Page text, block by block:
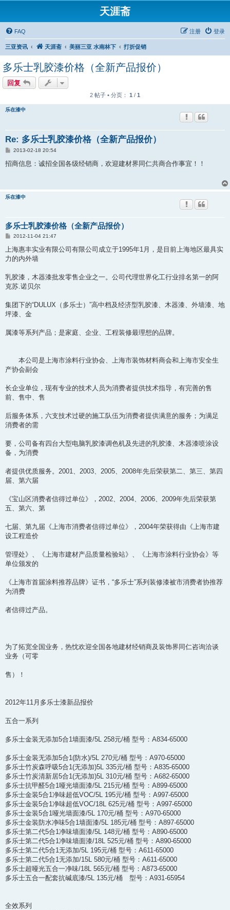
天涯斋
FAQ 登录
注册
三亚资讯 天涯斋 美丽三亚 水南林下 打折促销
多乐士乳胶漆价格（全新产品报价）
回复
2 帖子 • 分页： 1 / 1
乐在漆中
Re: 多乐士乳胶漆价格（全新产品报价）
帖
2013-02-18 20:54
招商信息：诚招全国各级经销商，欢迎建材界同仁共商合作事宜！！
乐在漆中
多乐士乳胶漆价格（全新产品报价）
帖
2012-11-04 21:47
上海惠丰实业有限公司有限公司成立于1995年1月，是目前上海地区最具实
力的内外墙
乳胶漆，木器漆批发零售企业之一。公司代理世界化工行业排名第一的阿
克苏.诺贝尔
集团下的“DULUX（多乐士）”高中档及经济型乳胶漆、木器漆、外墙漆、地
坪漆、金
属漆等系列产品；是家庭、企业、工程装修最理想的品牌。
本公司是上海市涂料行业协会、上海市装饰材料商会和上海市安全生
产协会副会
长企业单位，现有专业的技术人员为消费者提供技术指导，有完善的售
前、售中、售
后服务体系，六支技术过硬的施工队伍为消费者提供满意的服务；为满足
消费者的需
要，公司备有四台大型电脑乳胶漆调色机及先进的乳胶漆、木器漆喷涂设
备，为消费
者提供优质服务。2001、2003、2005、2008年先后荣获第二、第三、第四
届、第六届
《宝山区消费者信得过单位》，2002、2004、2006、2009年先后荣获第
五、第六、第
七届、第九届《上海市消费者信得过单位》，2004年荣获得由《上海市建
设工程造价
管理处》、《上海市建材产品质量检验站》、《上海市涂料行业协会》等
单位颁发的
《上海市首届涂料推荐品牌》证书，“多乐士”系列装修漆被市消费者协推荐
为消费
者信得过产品。
为了拓宽全国业务，热忱欢迎全国各地建材经销商及装饰界同仁咨询洽谈
业务（可零
售）！
2012年11月多乐士漆新品报价
五合一系列
多乐士金装无添加5合1墙面漆/5L 258元/桶 型号：A834-65000
多乐士金装无添加5合1(防水)/5L 270元/桶 型号：A970-65000
多乐士竹炭森呼吸5合1(无添加)5L 335元/桶 型号：A835-65000
多乐士竹炭清新居5合1(无添加)5L 310元/桶 型号：A682-65000
多乐士抗甲醛5合1哑光墙面漆/5L 215元/桶 型号：A899-65000
多乐士金装5合1净味超低VOC/5L 195元/桶 型号：A997-65000
多乐士金装5合1净味超低VOC/18L 625元/桶 型号：A997-65000
多乐士金装5合1哑光墙面漆/5L 170元/桶 型号：A970-65000
多乐士金装防水净味5合1墙面漆/5L 185元/桶 型号：A897-65000
多乐士第二代5合1净味墙面漆/5L 148元/桶 型号：A890-65000
多乐士第二代5合1净味墙面漆/18L 525元/桶 型号：A890-65000
多乐士第二代5合1无添加/5L 195元/桶 型号：A611-65000
多乐士第二代5合1无添加/15L 580元/桶 型号：A611-65000
多乐士超哑光五合一净味/18L 565元/桶 型号：A873-65000
多乐士五合一配套抗碱底漆/5L 135元/桶 型号：A931-65954
全效系列